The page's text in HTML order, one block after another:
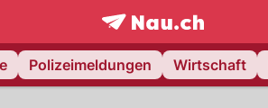
frontpage.NAU.ch
Polizeimeldungen Wirtschaft